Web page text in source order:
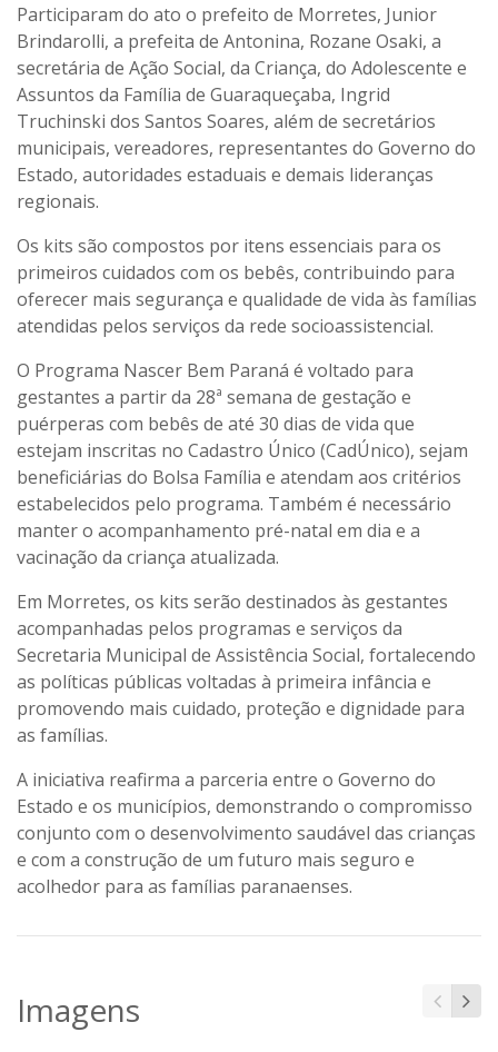
Participaram do ato o prefeito de Morretes, Junior
Brindarolli, a prefeita de Antonina, Rozane Osaki, a
secretária de Ação Social, da Criança, do Adolescente e
Assuntos da Família de Guaraqueçaba, Ingrid
Truchinski dos Santos Soares, além de secretários
municipais, vereadores, representantes do Governo do
Estado, autoridades estaduais e demais lideranças
regionais.
Os kits são compostos por itens essenciais para os
primeiros cuidados com os bebês, contribuindo para
oferecer mais segurança e qualidade de vida às famílias
atendidas pelos serviços da rede socioassistencial.
O Programa Nascer Bem Paraná é voltado para
gestantes a partir da 28ª semana de gestação e
puérperas com bebês de até 30 dias de vida que
estejam inscritas no Cadastro Único (CadÚnico), sejam
beneficiárias do Bolsa Família e atendam aos critérios
estabelecidos pelo programa. Também é necessário
manter o acompanhamento pré-natal em dia e a
vacinação da criança atualizada.
Em Morretes, os kits serão destinados às gestantes
acompanhadas pelos programas e serviços da
Secretaria Municipal de Assistência Social, fortalecendo
as políticas públicas voltadas à primeira infância e
promovendo mais cuidado, proteção e dignidade para
as famílias.
A iniciativa reafirma a parceria entre o Governo do
Estado e os municípios, demonstrando o compromisso
conjunto com o desenvolvimento saudável das crianças
e com a construção de um futuro mais seguro e
acolhedor para as famílias paranaenses.
Imagens